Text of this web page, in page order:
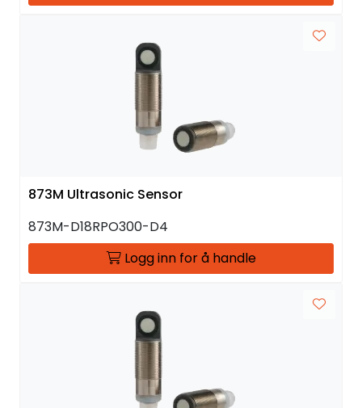
873M Ultrasonic Sensor
873M-D18RPO300-D4
Logg inn for å handle